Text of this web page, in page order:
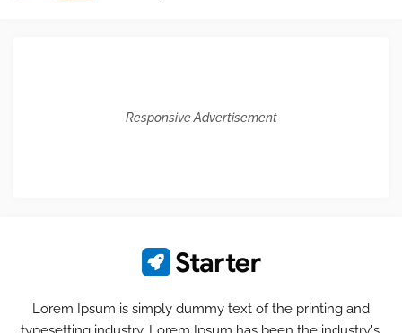
Responsive Advertisement
Lorem Ipsum is simply dummy text of the printing and